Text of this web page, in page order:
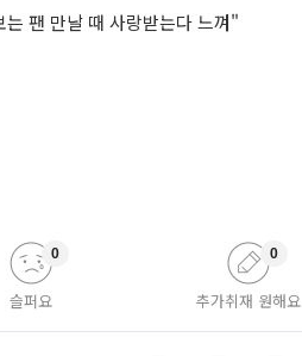
는 팬 만날 때 사랑받는다 느껴"
슬퍼요
0
추가취재 원해요
0